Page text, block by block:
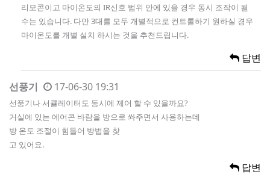
리모콘이고 마이온도의 IR신호 범위 안에 있을 경우 동시 조작이 될
수는 있습니다. 다만 3대를 모두 개별적으로 컨트롤하기 원하실 경우
마이온도를 개별 설치 하시는 것을 추천드립니다.
답변
선풍기 17-06-30 19:31
선풍기나 서큘레이터도 동시에 제어 할 수 있을까요?
거실에 있는 에어콘 바람을 방으로 쏴주면서 사용하는데
방 온도 조절이 힘들어 방법을 찾
고 있어요.
답변